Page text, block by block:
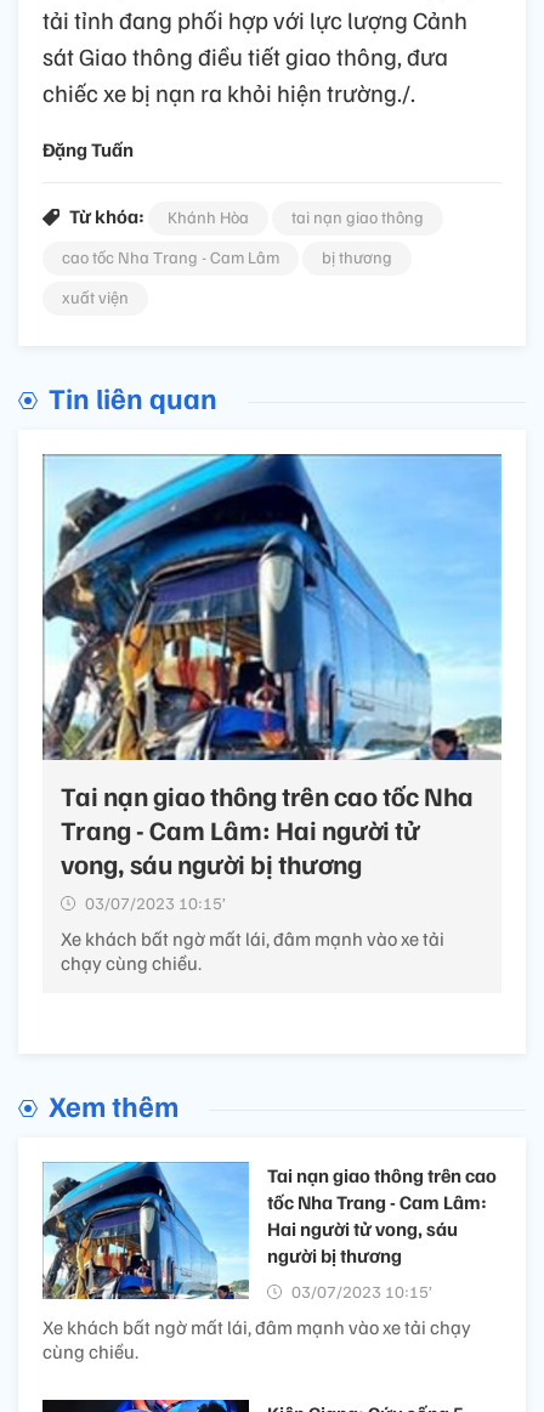
tải tỉnh đang phối hợp với lực lượng Cảnh
sát Giao thông điều tiết giao thông, đưa
chiếc xe bị nạn ra khỏi hiện trường./.
Đặng Tuấn
Từ khóa: Khánh Hòa
tai nạn giao thông
cao tốc Nha Trang - Cam Lâm
bị thương
xuất viện
Tin liên quan
Tai nạn giao thông trên cao tốc Nha
Trang - Cam Lâm: Hai người tử
vong, sáu người bị thương
03/07/2023 10:15’
Xe khách bất ngờ mất lái, đâm mạnh vào xe tải
chạy cùng chiều.
Xem thêm
Tai nạn giao thông trên cao
tốc Nha Trang - Cam Lâm:
Hai người tử vong, sáu
người bị thương
03/07/2023 10:15’
Xe khách bất ngờ mất lái, đâm mạnh vào xe tải chạy
cùng chiều.